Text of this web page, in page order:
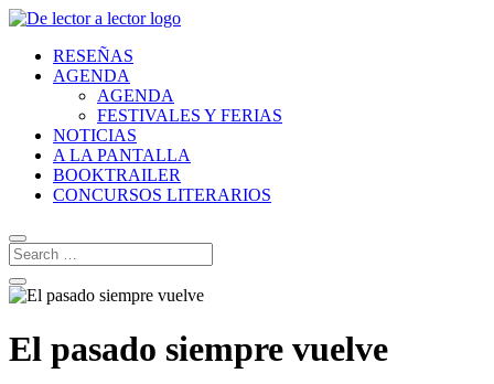
RESEÑAS
AGENDA
AGENDA
FESTIVALES Y FERIAS
NOTICIAS
A LA PANTALLA
BOOKTRAILER
CONCURSOS LITERARIOS
El pasado siempre vuelve